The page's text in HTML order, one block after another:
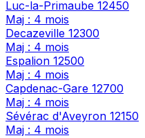
Luc-la-Primaube 12450
Maj : 4 mois
Decazeville 12300
Maj : 4 mois
Espalion 12500
Maj : 4 mois
Capdenac-Gare 12700
Maj : 4 mois
Sévérac d'Aveyron 12150
Maj : 4 mois